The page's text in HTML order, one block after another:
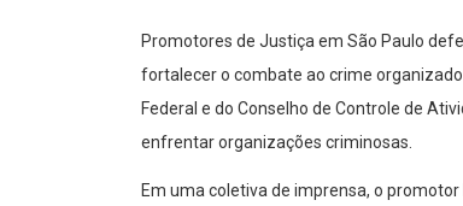
Promotores de Justiça em São Paulo
fortalecer o combate ao crime
Federal e do Conselho de Controle de
enfrentar organizações criminosas.
Em uma coletiva de imprensa, o